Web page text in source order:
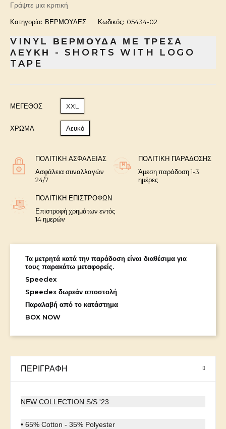
Γράψτε μια κριτική
Κατηγορία: ΒΕΡΜΟΥΔΕΣ Κωδικός: 05434-02
VINYL ΒΕΡΜΟΥΔΑ ΜΕ ΤΡΕΣΑ
ΛΕΥΚΗ - SHORTS WITH LOGO
TAPE
ΜΈΓΕΘΟΣ XXL
ΧΡΩΜΑ Λευκό
ΠΟΛΙΤΙΚΉ ΑΣΦΑΛΕΊΑΣ
Ασφάλεια συναλλαγών
24/7
ΠΟΛΙΤΙΚΉ ΠΑΡΆΔΟΣΗΣ
Άμεση παράδοση 1-3
ημέρες
ΠΟΛΙΤΙΚΉ ΕΠΙΣΤΡΟΦΏΝ
Επιστροφή χρημάτων εντός
14 ημερών
Τα μετρητά κατά την παράδοση είναι διαθέσιμα για
τους παρακάτω μεταφορείς.
Speedex
Speedex δωρεάν αποστολή
Παραλαβή από το κατάστημα
BOX NOW
ΠΕΡΙΓΡΑΦΉ
NEW COLLECTION S/S '23
• 65% Cotton - 35% Polyester